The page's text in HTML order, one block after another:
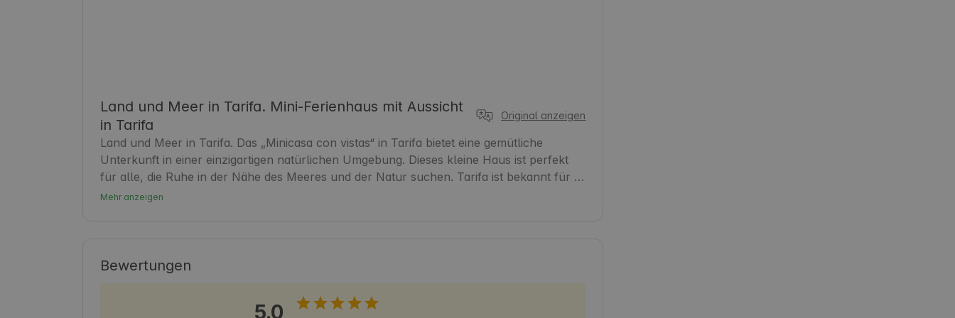
Land und Meer in Tarifa. Mini-Ferienhaus mit Aussicht
in Tarifa
Original anzeigen
Land und Meer in Tarifa. Das „Minicasa con vistas“ in Tarifa bietet eine gemütliche
Unterkunft in einer einzigartigen natürlichen Umgebung. Dieses kleine Haus ist perfekt
für alle, die Ruhe in der Nähe des Meeres und der Natur suchen. Tarifa ist bekannt für
seine entspannte Atmosphäre und seine Strände, die sich ideal für Wassersport eignen.
Mehr anzeigen
Bewertungen
5.0